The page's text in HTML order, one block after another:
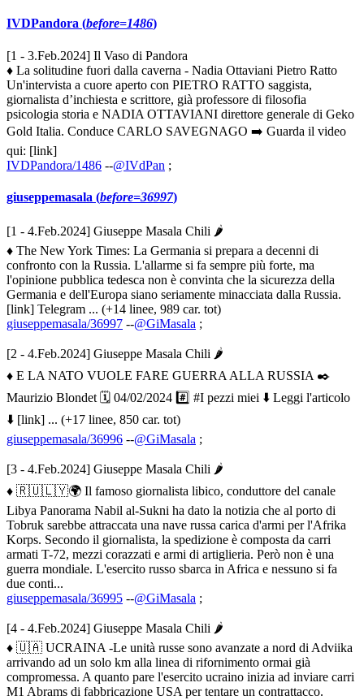
IVDPandora (before=1486)
[1 - 3.Feb.2024] Il Vaso di Pandora
♦ La solitudine fuori dalla caverna - Nadia Ottaviani Pietro Ratto
Un'intervista a cuore aperto con PIETRO RATTO saggista,
giornalista d’inchiesta e scrittore, già professore di filosofia
psicologia storia e NADIA OTTAVIANI direttore generale di Geko
Gold Italia. Conduce CARLO SAVEGNAGO ➡️ Guarda il video
qui: [link]
IVDPandora/1486 --@IVdPan ;
giuseppemasala (before=36997)
[1 - 4.Feb.2024] Giuseppe Masala Chili 🌶
♦ The New York Times: La Germania si prepara a decenni di
confronto con la Russia. L'allarme si fa sempre più forte, ma
l'opinione pubblica tedesca non è convinta che la sicurezza della
Germania e dell'Europa siano seriamente minacciata dalla Russia.
[link] Telegram ... (+14 linee, 989 car. tot)
giuseppemasala/36997 --@GiMasala ;
[2 - 4.Feb.2024] Giuseppe Masala Chili 🌶
♦ E LA NATO VUOLE FARE GUERRA ALLA RUSSIA ✒️
Maurizio Blondet 🗓 04/02/2024 #️⃣ #I pezzi miei ⬇️ Leggi l'articolo
⬇️ [link] ... (+17 linee, 850 car. tot)
giuseppemasala/36996 --@GiMasala ;
[3 - 4.Feb.2024] Giuseppe Masala Chili 🌶
♦ 🇷🇺🇱🇾🌍 Il famoso giornalista libico, conduttore del canale
Libya Panorama Nabil al-Sukni ha dato la notizia che al porto di
Tobruk sarebbe attraccata una nave russa carica d'armi per l'Afrika
Korps. Secondo il giornalista, la spedizione è composta da carri
armati T-72, mezzi corazzati e armi di artiglieria. Però non è una
guerra mondiale. L'esercito russo sbarca in Africa e nessuno si fa
due conti...
giuseppemasala/36995 --@GiMasala ;
[4 - 4.Feb.2024] Giuseppe Masala Chili 🌶
♦ 🇺🇦 UCRAINA -Le unità russe sono avanzate a nord di Adviika
arrivando ad un solo km alla linea di rifornimento ormai già
compromessa. A quanto pare l'esercito ucraino inizia ad inviare carri
M1 Abrams di fabbricazione USA per tentare un contrattacco.